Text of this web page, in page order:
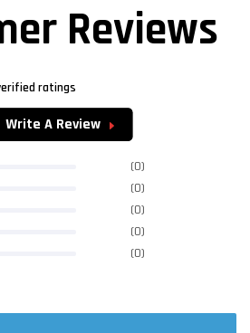
Reviews
ratings
Write A Review
(0)
(0)
(0)
(0)
(0)